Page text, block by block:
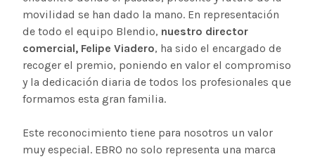
movilidad se han dado la mano. En representación
de todo el equipo Blendio, nuestro director
comercial, Felipe Viadero, ha sido el encargado de
recoger el premio, poniendo en valor el compromiso
y la dedicación diaria de todos los profesionales que
formamos esta gran familia.
Este reconocimiento tiene para nosotros un valor
muy especial. EBRO no solo representa una marca